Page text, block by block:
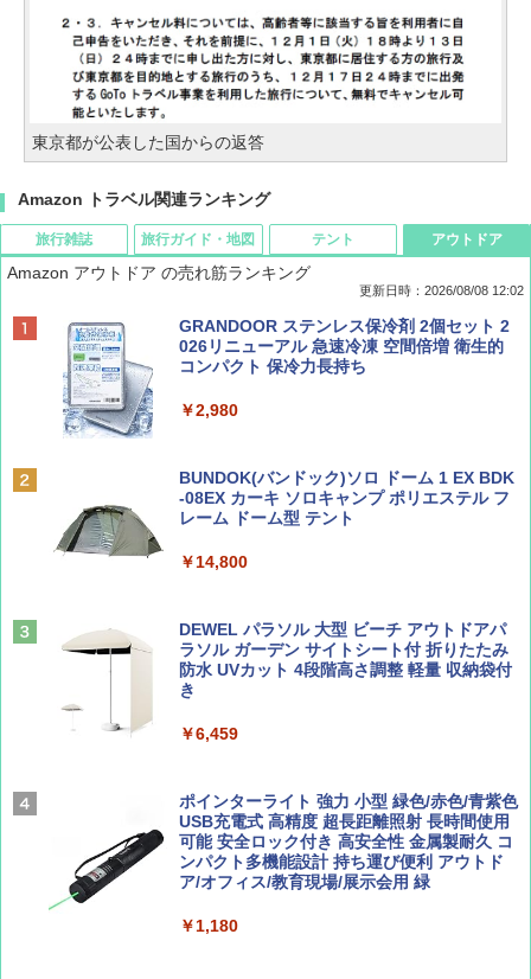
東京都が公表した国からの返答
Amazon トラベル関連ランキング
旅行雑誌
BE-PAL(ビ-パル) 2026年 9 月号【特別付録:
SOTO ミニマル"旅"財布 ランダム2種】
ディズニーファン ２０２６年 ９月号 [雑
誌] (ＤＩＳＮＥＹ ＦＡＮ)
山と溪谷 2026年8月号「南アルプス大全」
￥1,540
￥1,540
AIRLINE（エアライン）2026年9月号【特
旅行ガイド・地図
D40 地球の歩き方 チェンマイ タイ北部の魅
力的な町 2026～2027 地球の歩き方D アジア
地球の歩き方 スター・ウォーズ
￥2,695
僕が見た未来【完全版】
￥0
球の歩き方A ヨーロッパ
￥2,479
A26 地球の歩き方 チェコ ポーランド スロヴ
テント
[キャンパーズコレクション 山善] ポップアッ
プテント 傘みたいに広げて畳める パッとサ
ッとサンシェード キューブ フルクローズ メ
&ハイキング カーキ PATC-150(KH)
PYKES PEAK (パイクスピーク) 着替えテン
人用 折りたたみ 防災グッズ 災害用トイレ ビ
￥4,980
テント ワンタッチ RENEW 幅200 2-3人用 43
￥5,999
[キャンパーズコレクション 山善] 傘みたいに
広げるだけ パッとサッとテント ブラックコ
簡単設置 ポップアップテント エクルベージ
アウトドア
Amazon アウトドア の売れ筋ランキング
更新日時：2026/08/08 12:02
GRANDOOR ステンレス保冷剤 2個セット 2
026リニューアル 急速冷凍 空間倍増 衛生的
コンパクト 保冷力長持ち
￥2,980
BUNDOK(バンドック)ソロ ドーム 1 EX BDK
-08EX カーキ ソロキャンプ ポリエステル フ
レーム ドーム型 テント
￥14,800
DEWEL パラソル 大型 ビーチ アウトドアパ
ラソル ガーデン サイトシート付 折りたたみ
防水 UVカット 4段階高さ調整 軽量 収納袋付
き
￥6,459
ポインターライト 強力 小型 緑色/赤色/青紫色
USB充電式 高精度 超長距離照射 長時間使用
可能 安全ロック付き 高安全性 金属製耐久 コ
ンパクト多機能設計 持ち運び便利 アウトド
ア/オフィス/教育現場/展示会用 緑
￥1,180